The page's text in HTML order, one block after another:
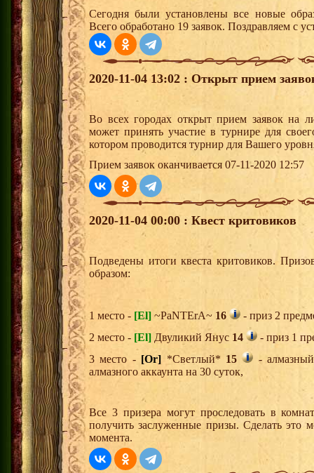
Сегодня были установлены все новые
Всего обработано 19 заявок. Поздравляем с
2020-11-04 13:02 : Открыт прием
Во всех городах открыт прием заявок на
может принять участие в турнире для
котором проводится турнир для Вашего
Прием заявок оканчивается 07-11-2020 12:57
2020-11-04 00:00 : Квест критовиков
Подведены итоги квеста критовиков.
образом:
1 место - [El] ~PaNTErA~ 16
- приз 2
2 место - [El] Двуликий Янус 14
- приз 1
3 место - [Or] *Светлый* 15
-
алмазного аккаунта на 30 суток,
Все 3 призера могут проследовать в
получить заслуженные призы. Сделать это
момента.